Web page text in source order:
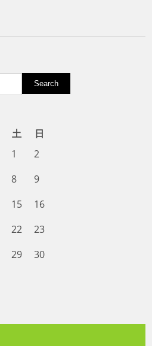
土
日
1
2
8
9
15
16
22
23
29
30